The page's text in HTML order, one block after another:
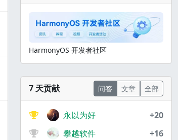
HarmonyOS 开发者社区
7 天贡献 问答 文章 全部
永以为好
+20
攀越软件
+16